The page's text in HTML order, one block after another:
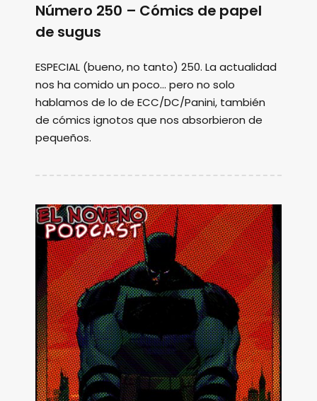
Número 250 – Cómics de papel
de sugus
ESPECIAL (bueno, no tanto) 250. La actualidad
nos ha comido un poco... pero no solo
hablamos de lo de ECC/DC/Panini, también
de cómics ignotos que nos absorbieron de
pequeños.